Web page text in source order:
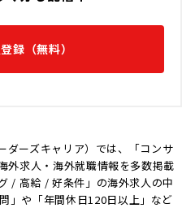
録（無料）
ダーズキャリア）では、「コンサ
外求人・海外就職情報を多数掲載
/ 高給 / 好条件」の海外求人の中
」や「年間休日120日以上」など